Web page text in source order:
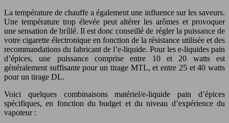
La température de chauffe a également une influence sur les saveurs.
Une température trop élevée peut altérer les arômes et provoquer
une sensation de brûlé. Il est donc conseillé de régler la puissance de
votre cigarette électronique en fonction de la résistance utilisée et des
recommandations du fabricant de l’e-liquide. Pour les e-liquides pain
d’épices, une puissance comprise entre 10 et 20 watts est
généralement suffisante pour un tirage MTL, et entre 25 et 40 watts
pour un tirage DL.
Voici quelques combinaisons matériel/e-liquide pain d’épices
spécifiques, en fonction du budget et du niveau d’expérience du
vapoteur :